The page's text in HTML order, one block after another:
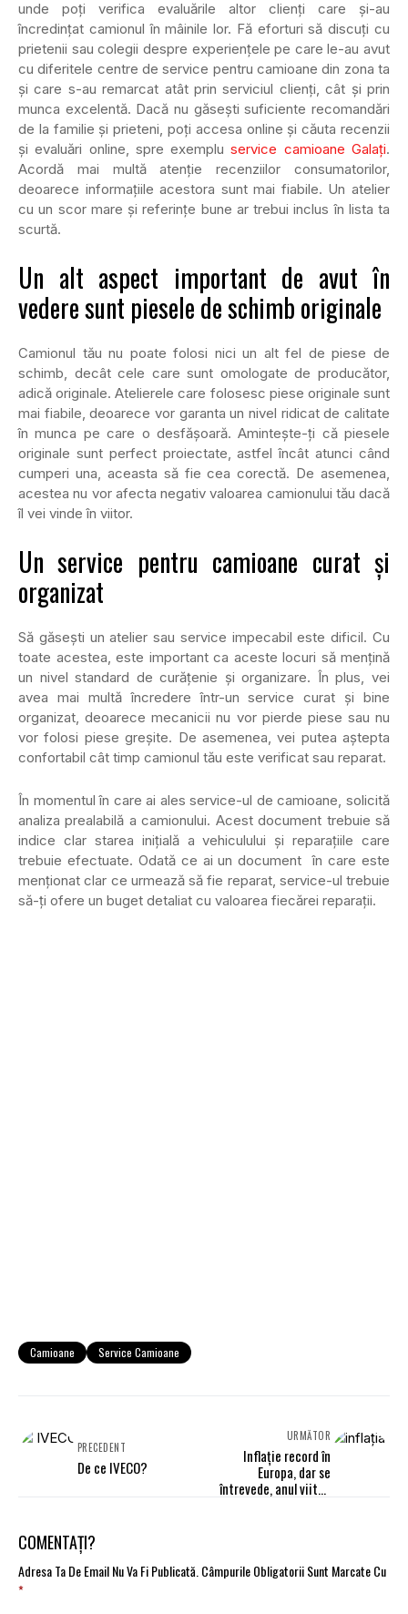
unde poți verifica evaluările altor clienți care și-au
încredințat camionul în mâinile lor. Fă eforturi să discuți cu
prietenii sau colegii despre experiențele pe care le-au avut
cu diferitele centre de service pentru camioane din zona ta
și care s-au remarcat atât prin serviciul clienți, cât și prin
munca excelentă. Dacă nu găsești suficiente recomandări
de la familie și prieteni, poți accesa online și căuta recenzii
și evaluări online, spre exempluservice camioane Galați.
Acordă mai multă atenție recenziilor consumatorilor,
deoarece informațiile acestora sunt mai fiabile. Un atelier
cu un scor mare și referințe bune ar trebui inclus în lista ta
scurtă.
Un alt aspect important de avut în
vedere sunt piesele de schimb originale
Camionul tău nu poate folosi nici un alt fel de piese de
schimb, decât cele care sunt omologate de producător,
adică originale. Atelierele care folosesc piese originale sunt
mai fiabile, deoarece vor garanta un nivel ridicat de calitate
în munca pe care o desfășoară. Amintește-ți că piesele
originale sunt perfect proiectate, astfel încât atunci când
cumperi una, aceasta să fie cea corectă. De asemenea,
acestea nu vor afecta negativ valoarea camionului tău dacă
îl vei vinde în viitor.
Un service pentru camioane curat și
organizat
Să găsești un atelier sau service impecabil este dificil. Cu
toate acestea, este important ca aceste locuri să mențină
un nivel standard de curățenie și organizare. În plus, vei
avea mai multă încredere într-un service curat și bine
organizat, deoarece mecanicii nu vor pierde piese sau nu
vor folosi piese greșite. De asemenea, vei putea aștepta
confortabil cât timp camionul tău este verificat sau reparat.
În momentul în care ai ales service-ul de camioane, solicită
analiza prealabilă a camionului. Acest document trebuie să
indice clar starea inițială a vehiculului și reparațiile care
trebuie efectuate. Odată ce ai un document în care este
menționat clar ce urmează să fie reparat, service-ul trebuie
să-ți ofere un buget detaliat cu valoarea fiecărei reparații.
Camioane Service Camioane
PRECEDENT
De ce IVECO?
URMĂTOR
Inflație record în
Europa, dar se
întrevede, anul viitor,
COMENTAȚI?
Adresa Ta De Email Nu Va Fi Publicată.Câmpurile Obligatorii Sunt Marcate Cu
*